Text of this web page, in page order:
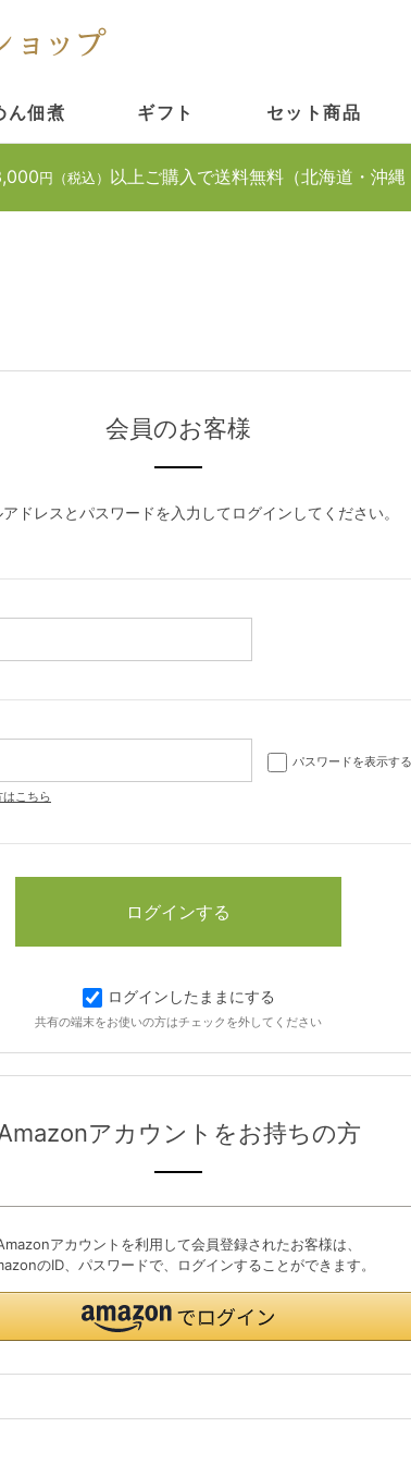
ん佃煮 ギフト セット商品
円（税込） 以上ご購入で送料無料（北海道・沖
会員のお客様
アドレスとパスワードを入力してログインしてください。
パスワードを表示する
こちら
ログインしたままにする
共有の端末をお使いの方はチェックを外してください
アカウントをお持ちの方
アカウントを利用して会員登録されたお客様は、
のID、パスワードで、ログインすることができます。